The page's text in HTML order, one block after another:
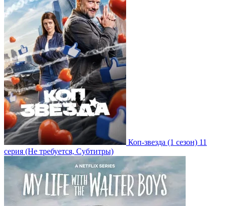
Коп-звезда (1 сезон) 11
серия (Не требуется, Субтитры)